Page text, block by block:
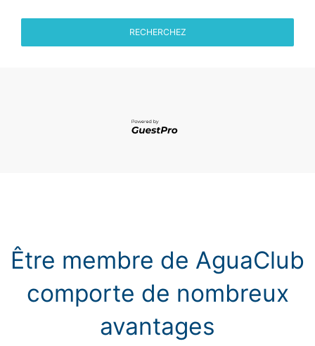
RECHERCHEZ
Être membre de AguaClub
comporte de nombreux
avantages